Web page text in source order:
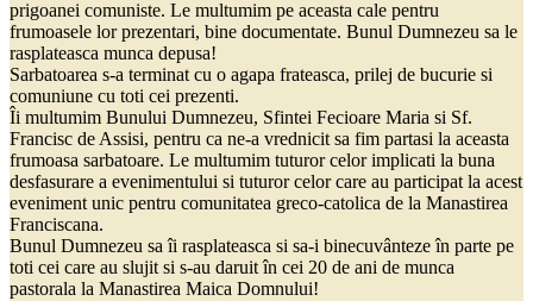
prigoanei comuniste. Le multumim pe aceasta cale pentru
frumoasele lor prezentari, bine documentate. Bunul Dumnezeu sa le
rasplateasca munca depusa!
Sarbatoarea s-a terminat cu o agapa frateasca, prilej de bucurie si
comuniune cu toti cei prezenti.
Îi multumim Bunului Dumnezeu, Sfintei Fecioare Maria si Sf.
Francisc de Assisi, pentru ca ne-a vrednicit sa fim partasi la aceasta
frumoasa sarbatoare. Le multumim tuturor celor implicati la buna
desfasurare a evenimentului si tuturor celor care au participat la acest
eveniment unic pentru comunitatea greco-catolica de la Manastirea
Franciscana.
Bunul Dumnezeu sa îi rasplateasca si sa-i binecuvânteze în parte pe
toti cei care au slujit si s-au daruit în cei 20 de ani de munca
pastorala la Manastirea Maica Domnului!